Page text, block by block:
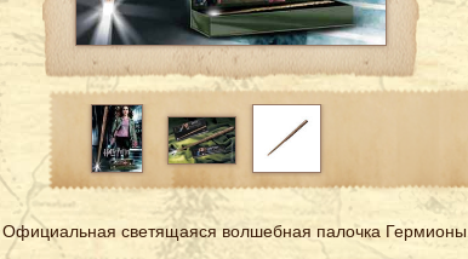
Официальная светящаяся волшебная палочка Гермионы.